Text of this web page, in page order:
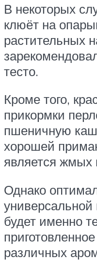
В некоторых
клюёт на
растительных
тесто.
Кроме того,
прикормки
пшеничную
хорошей
является жмых
Однако
универсальной
будет именно
различных